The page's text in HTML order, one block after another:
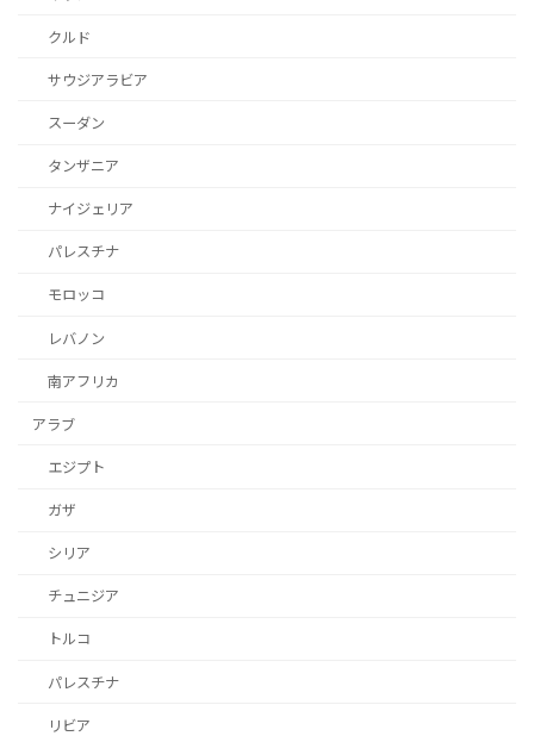
クルド
サウジアラビア
スーダン
タンザニア
ナイジェリア
パレスチナ
モロッコ
レバノン
南アフリカ
アラブ
エジプト
ガザ
シリア
チュニジア
トルコ
パレスチナ
リビア